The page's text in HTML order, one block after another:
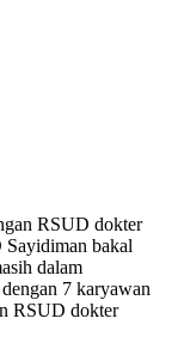
RSUD dokter
bakal
dalam
7 karyawan
RSUD dokter